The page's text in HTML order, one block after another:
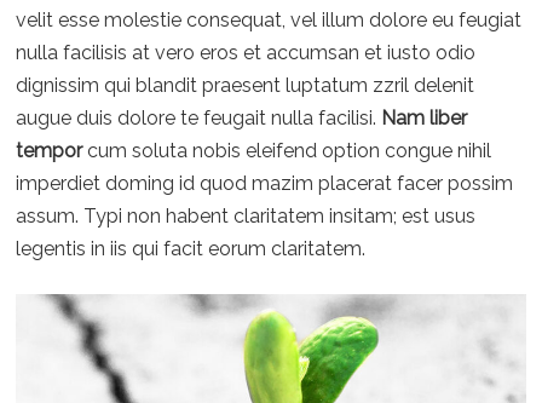
velit esse molestie consequat, vel illum dolore eu feugiat
nulla facilisis at vero eros et accumsan et iusto odio
dignissim qui blandit praesent luptatum zzril delenit
augue duis dolore te feugait nulla facilisi. Nam liber
temporcum soluta nobis eleifend option congue nihil
imperdiet doming id quod mazim placerat facer possim
assum. Typi non habent claritatem insitam; est usus
legentis in iis qui facit eorum claritatem.